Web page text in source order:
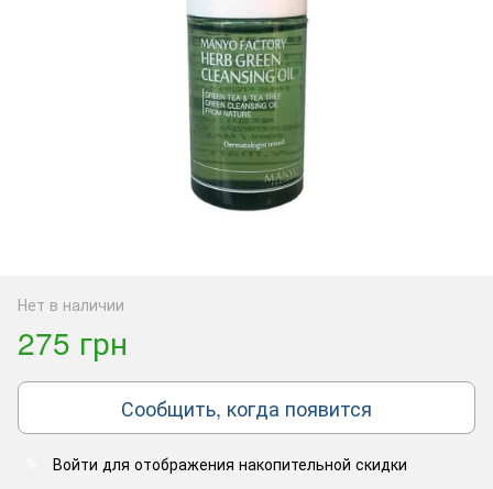
Нет в наличии
275 грн
Сообщить, когда появится
Войти для отображения накопительной скидки